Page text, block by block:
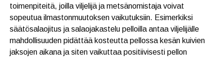
toimenpiteitä, joilla viljelijä ja metsänomistaja voivat
sopeutua ilmastonmuutoksen vaikutuksiin. Esimerkiksi
säätösalaojitus ja salaojakastelu pelloilla antaa viljelijälle
mahdollisuuden pidättää kosteutta pellossa kesän kuivien
jaksojen aikana ja siten vaikuttaa positiivisesti pellon